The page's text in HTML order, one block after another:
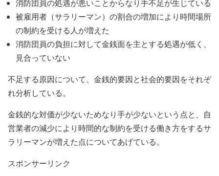
消防団員の処遇が悪いことからなり手不足が生じている
被雇用者（サラリーマン）の割合の増加により時間場所
の制約を受ける人が増えた
消防団員の負担に対して金銭面を主とする処遇が低く、
見合っていない
不足する原因について、金銭的要因と社会的要因をそれぞ
れ分析している。
金銭的な対価が少ないためなり手が少ないという点と、自
営業者の減少により時間的な制約を受ける働き方をするサ
ラリーマンが増えた点についてあげている。
スポンサーリンク